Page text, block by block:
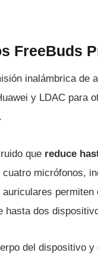
FreeBuds
inalámbrica de
y LDAC para
que reduce
micrófonos,
hasta dos
del dispositivo